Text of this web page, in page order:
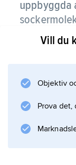
uppbyggda
Sockerarter
Vill du
Objektiv
Prova det,